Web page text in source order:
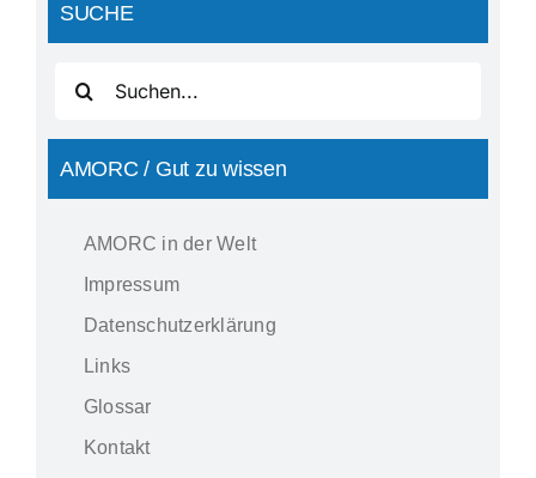
SUCHE
nach:
AMORC / Gut zu wissen
AMORC in der Welt
Impressum
Datenschutzerklärung
Links
Glossar
Kontakt